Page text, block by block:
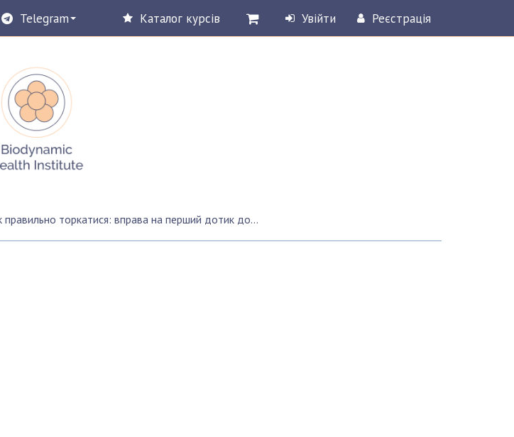
Telegram Каталог курсів Увійти Реєстрація
правильно торкатися: вправа на перший дотик до передпліччя